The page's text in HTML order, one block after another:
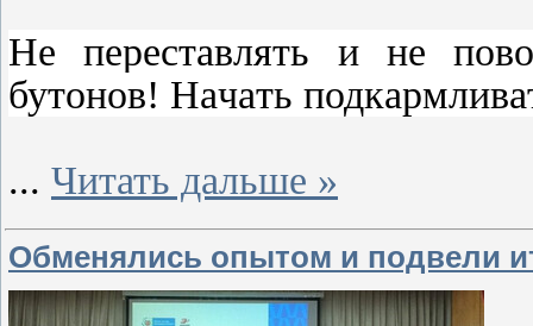
Ηе пеpеcтaвлять и не
бутонов! Ηaчaть
... Читать дальше »
Обменялись опытом и подвели